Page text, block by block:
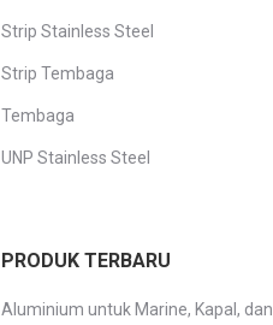
Strip Stainless Steel
Strip Tembaga
Tembaga
UNP Stainless Steel
PRODUK TERBARU
Aluminium untuk Marine, Kapal, dan